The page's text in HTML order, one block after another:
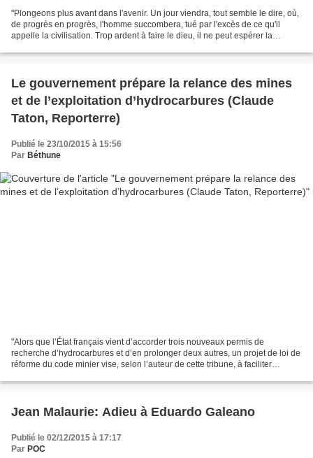
"Plongeons plus avant dans l'avenir. Un jour viendra, tout semble le dire, où,
de progrès en progrès, l'homme succombera, tué par l'excès de ce qu'il
appelle la civilisation. Trop ardent à faire le dieu, il ne peut espérer la
Le gouvernement prépare la relance des mines
et de l’exploitation d’hydrocarbures (Claude
Taton, Reporterre)
Publié le 23/10/2015 à 15:56
Par Béthune
"Alors que l’État français vient d’accorder trois nouveaux permis de
recherche d’hydrocarbures et d’en prolonger deux autres, un projet de loi de
réforme du code minier vise, selon l’auteur de cette tribune, à faciliter
Jean Malaurie: Adieu à Eduardo Galeano
Publié le 02/12/2015 à 17:17
Par POC